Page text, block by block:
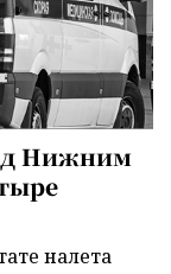
Нижним
налета